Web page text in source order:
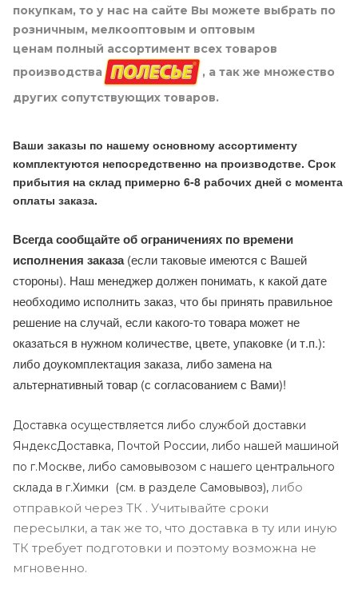
покупкам, то у нас на сайте Вы можете выбрать по
розничным, мелкооптовым и оптовым
ценам полный ассортимент всех товаров
производства
, а так же множество
других сопутствующих товаров.
Ваши заказы по нашему основному ассортименту
комплектуются непосредственно на производстве. Срок
прибытия на склад примерно 6-8 рабочих дней с момента
оплаты заказа.
Всегда сообщайте об ограничениях по времени
исполнения заказа(если таковые имеются с Вашей
стороны). Наш менеджер должен понимать, к какой дате
необходимо исполнить заказ, что бы принять правильное
решение на случай, если какого-то товара может не
оказаться в нужном количестве, цвете, упаковке (и т.п.):
либо доукомплектация заказа, либо замена на
альтернативный товар (с согласованием с Вами)!
Доставка осуществляется либо службой доставки
ЯндексДоставка, Почтой России, либо нашей машиной
по г.Москве, либо самовывозом с нашего центрального
склада в г.Химки (см. в разделе Самовывоз), либо
отправкой через ТК . Учитывайте сроки
пересылки, а так же то, что доставка в ту или иную
ТК требует подготовки и поэтому возможна не
мгновенно.